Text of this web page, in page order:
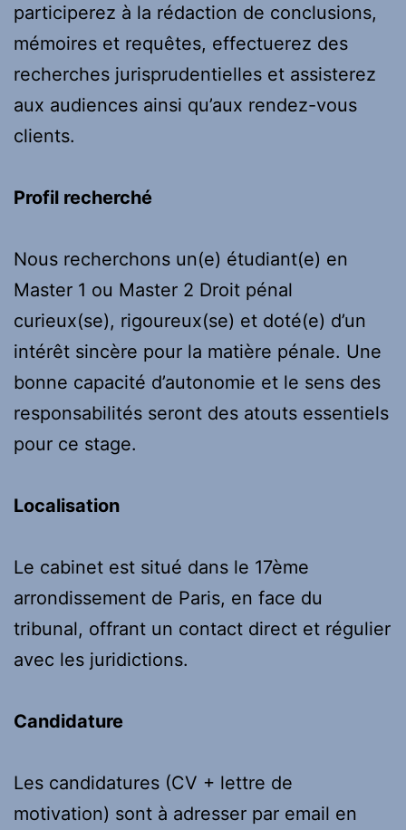
participerez à la rédaction de conclusions,
mémoires et requêtes, effectuerez des
recherches jurisprudentielles et assisterez
aux audiences ainsi qu’aux rendez-vous
clients.
Profil recherché
Nous recherchons un(e) étudiant(e) en
Master 1 ou Master 2 Droit pénal
curieux(se), rigoureux(se) et doté(e) d’un
intérêt sincère pour la matière pénale. Une
bonne capacité d’autonomie et le sens des
responsabilités seront des atouts essentiels
pour ce stage.
Localisation
Le cabinet est situé dans le 17ème
arrondissement de Paris, en face du
tribunal, offrant un contact direct et régulier
avec les juridictions.
Candidature
Les candidatures (CV + lettre de
motivation) sont à adresser par email en